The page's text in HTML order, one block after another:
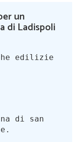
un
di Ladispoli
edilizie
di san